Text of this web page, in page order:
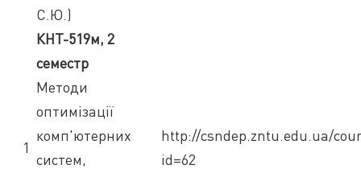
С.Ю.)
КНТ-519м, 2
семестр
1
Методи
оптимізації
комп'ютерних
систем,
http://csndep.zntu.edu.ua/
id=62